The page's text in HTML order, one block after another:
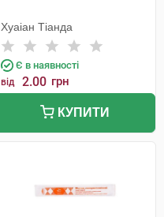
Хуаіан Тіанда
Є в наявності
від 2.00 грн
КУПИТИ